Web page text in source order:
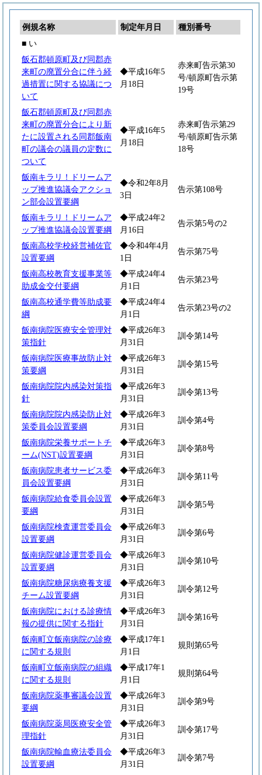
例規名称 制定年月日
種別番号
■ い
飯石郡頓原町及び同郡赤
来町の廃置分合に伴う経
過措置に関する協議につ
いて
◆平成16年5
月18日
赤来町告示第30
号/頓原町告示第
19号
飯石郡頓原町及び同郡赤
来町の廃置分合により新
たに設置される同郡飯南
町の議会の議員の定数に
ついて
◆平成16年5
月18日
赤来町告示第29
号/頓原町告示第
18号
飯南キラリ！ドリームア
ップ推進協議会アクショ
ン部会設置要綱
◆令和2年8月
3日
告示第108号
飯南キラリ！ドリームア
ップ推進協議会設置要綱
◆平成24年2
月16日
告示第5号の2
飯南高校学校経営補佐官
設置要綱
◆令和4年4月
1日
告示第75号
飯南高校教育支援事業等
助成金交付要綱
◆平成24年4
月1日
告示第23号
飯南高校通学費等助成要
綱
◆平成24年4
月1日
告示第23号の2
飯南病院医療安全管理対
策指針
◆平成26年3
月31日
訓令第14号
飯南病院医療事故防止対
策要綱
◆平成26年3
月31日
訓令第15号
飯南病院院内感染対策指
針
◆平成26年3
月31日
訓令第13号
飯南病院院内感染防止対
策委員会設置要綱
◆平成26年3
月31日
訓令第4号
飯南病院栄養サポートチ
ーム(NST)設置要綱
◆平成26年3
月31日
訓令第8号
飯南病院患者サービス委
員会設置要綱
◆平成26年3
月31日
訓令第11号
飯南病院給食委員会設置
要綱
◆平成26年3
月31日
訓令第5号
飯南病院検査運営委員会
設置要綱
◆平成26年3
月31日
訓令第6号
飯南病院健診運営委員会
設置要綱
◆平成26年3
月31日
訓令第10号
飯南病院糖尿病療養支援
チーム設置要綱
◆平成26年3
月31日
訓令第12号
飯南病院における診療情
報の提供に関する指針
◆平成26年3
月31日
訓令第16号
飯南町立飯南病院の診療
に関する規則
◆平成17年1
月1日
規則第65号
飯南町立飯南病院の組織
に関する規則
◆平成17年1
月1日
規則第64号
飯南病院薬事審議会設置
要綱
◆平成26年3
月31日
訓令第9号
飯南病院薬局医療安全管
理指針
◆平成26年3
月31日
訓令第17号
飯南病院輸血療法委員会
設置要綱
◆平成26年3
月31日
訓令第7号